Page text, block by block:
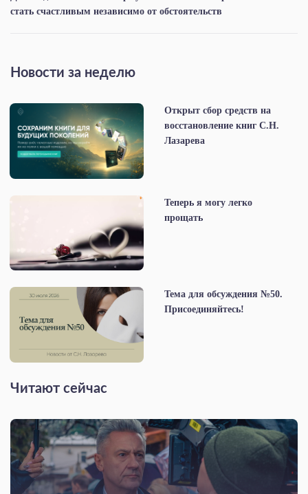
стать счастливым независимо от обстоятельств
Новости за неделю
Открыт сбор средств на
восстановление книг С.Н.
Лазарева
Теперь я могу легко
прощать
Тема для обсуждения №50.
Присоединяйтесь!
Читают сейчас